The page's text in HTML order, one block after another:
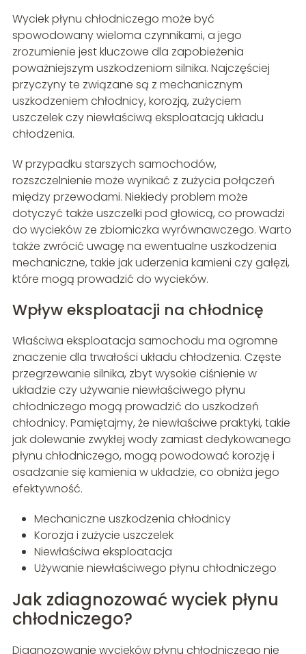
Wyciek płynu chłodniczego może być
spowodowany wieloma czynnikami, a jego
zrozumienie jest kluczowe dla zapobieżenia
poważniejszym uszkodzeniom silnika. Najczęściej
przyczyny te związane są z mechanicznym
uszkodzeniem chłodnicy, korozją, zużyciem
uszczelek czy niewłaściwą eksploatacją układu
chłodzenia.
W przypadku starszych samochodów,
rozszczelnienie może wynikać z zużycia połączeń
między przewodami. Niekiedy problem może
dotyczyć także uszczelki pod głowicą, co prowadzi
do wycieków ze zbiorniczka wyrównawczego. Warto
także zwrócić uwagę na ewentualne uszkodzenia
mechaniczne, takie jak uderzenia kamieni czy gałęzi,
które mogą prowadzić do wycieków.
Wpływ eksploatacji na chłodnicę
Właściwa eksploatacja samochodu ma ogromne
znaczenie dla trwałości układu chłodzenia. Częste
przegrzewanie silnika, zbyt wysokie ciśnienie w
układzie czy używanie niewłaściwego płynu
chłodniczego mogą prowadzić do uszkodzeń
chłodnicy. Pamiętajmy, że niewłaściwe praktyki, takie
jak dolewanie zwykłej wody zamiast dedykowanego
płynu chłodniczego, mogą powodować korozję i
osadzanie się kamienia w układzie, co obniża jego
efektywność.
Mechaniczne uszkodzenia chłodnicy
Korozja i zużycie uszczelek
Niewłaściwa eksploatacja
Używanie niewłaściwego płynu chłodniczego
Jak zdiagnozować wyciek płynu
chłodniczego?
Diagnozowanie wycieków płynu chłodniczego nie